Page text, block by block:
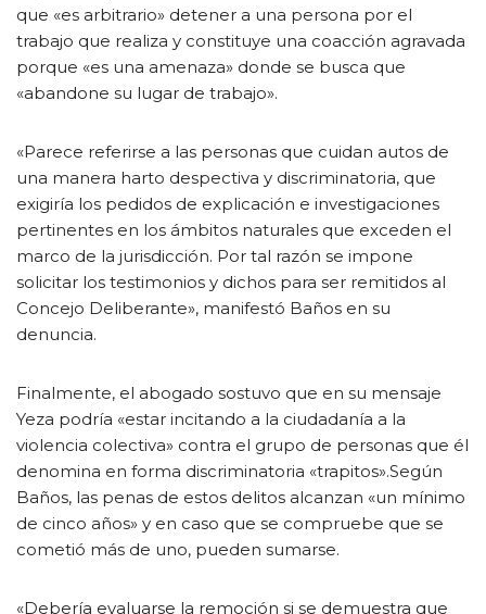
que «es arbitrario» detener a una persona por el
trabajo que realiza y constituye una coacción agravada
porque «es una amenaza» donde se busca que
«abandone su lugar de trabajo».
«Parece referirse a las personas que cuidan autos de
una manera harto despectiva y discriminatoria, que
exigiría los pedidos de explicación e investigaciones
pertinentes en los ámbitos naturales que exceden el
marco de la jurisdicción. Por tal razón se impone
solicitar los testimonios y dichos para ser remitidos al
Concejo Deliberante», manifestó Baños en su
denuncia.
Finalmente, el abogado sostuvo que en su mensaje
Yeza podría «estar incitando a la ciudadanía a la
violencia colectiva» contra el grupo de personas que él
denomina en forma discriminatoria «trapitos».Según
Baños, las penas de estos delitos alcanzan «un mínimo
de cinco años» y en caso que se compruebe que se
cometió más de uno, pueden sumarse.
«Debería evaluarse la remoción si se demuestra que